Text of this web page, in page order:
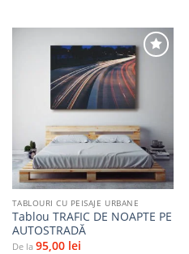
Adaugă
TABLOURI CU PEISAJE URBANE
Tablou TRAFIC DE NOAPTE PE
AUTOSTRADĂ
De la 95,00 lei